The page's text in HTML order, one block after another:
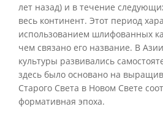
лет назад) и в течение
весь континент. Этот период
использованием шлифованных
чем связано его название. В
культуры развивались
здесь было основано на
Старого Света в Новом Свете
формативная эпоха.